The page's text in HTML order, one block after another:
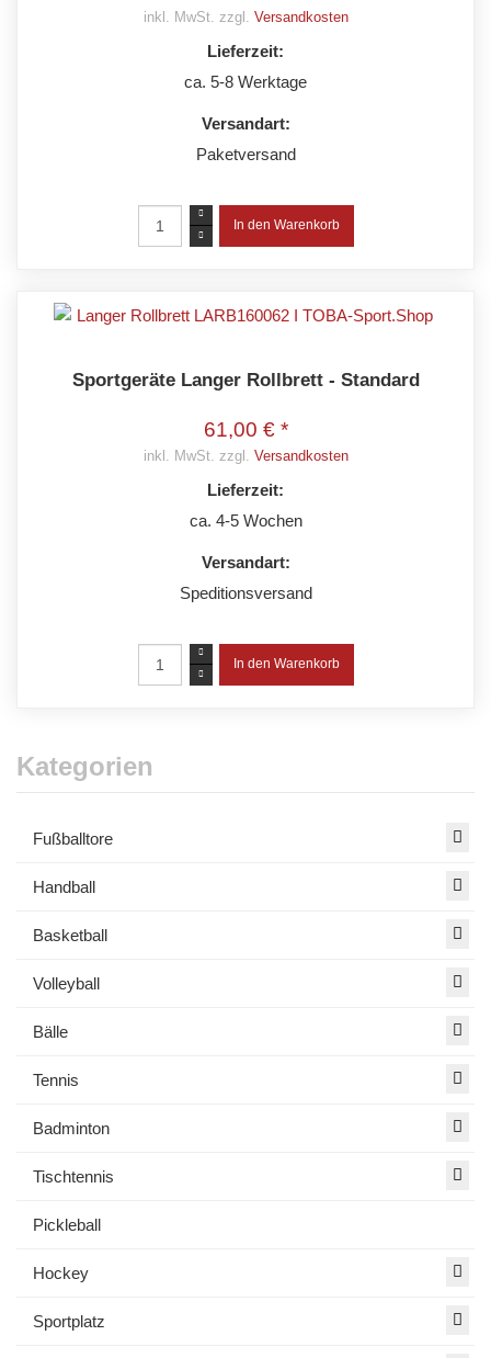
inkl. MwSt. zzgl. Versandkosten
Lieferzeit:
ca. 5-8 Werktage
Versandart:
Paketversand
Sportgeräte Langer Rollbrett - Standard
61,00 € *
inkl. MwSt. zzgl. Versandkosten
Lieferzeit:
ca. 4-5 Wochen
Versandart:
Speditionsversand
Kategorien
Fußballtore
Handball
Basketball
Volleyball
Bälle
Tennis
Badminton
Tischtennis
Pickleball
Hockey
Sportplatz